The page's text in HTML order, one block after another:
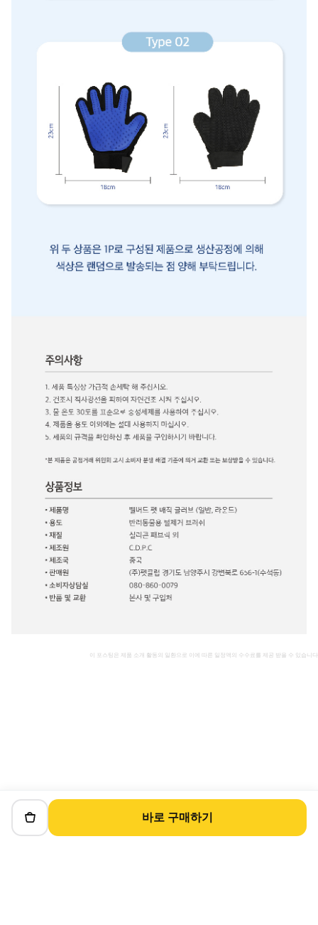
이 포스팅은 제품 소개 활동의 일환으로 이에 따른 일정액의 수수료를 제공 받을 수 있습니다
바로 구매하기